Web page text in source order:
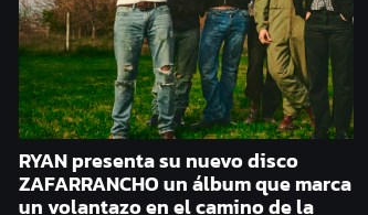
RYAN presenta su nuevo disco
ZAFARRANCHO un álbum que marca
un volantazo en el camino de la